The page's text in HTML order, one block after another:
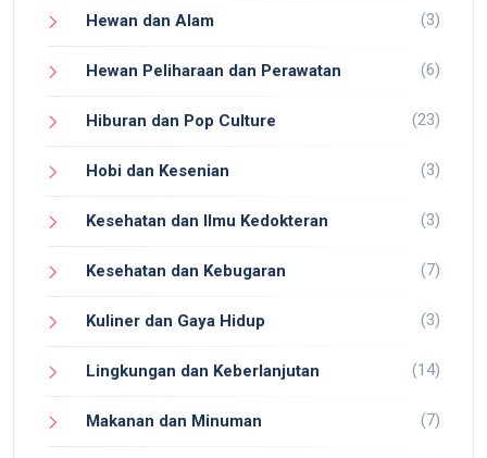
Hewan dan Alam (3)
Hewan Peliharaan dan Perawatan (6)
Hiburan dan Pop Culture (23)
Hobi dan Kesenian (3)
Kesehatan dan Ilmu Kedokteran (3)
Kesehatan dan Kebugaran (7)
Kuliner dan Gaya Hidup (3)
Lingkungan dan Keberlanjutan (14)
Makanan dan Minuman (7)